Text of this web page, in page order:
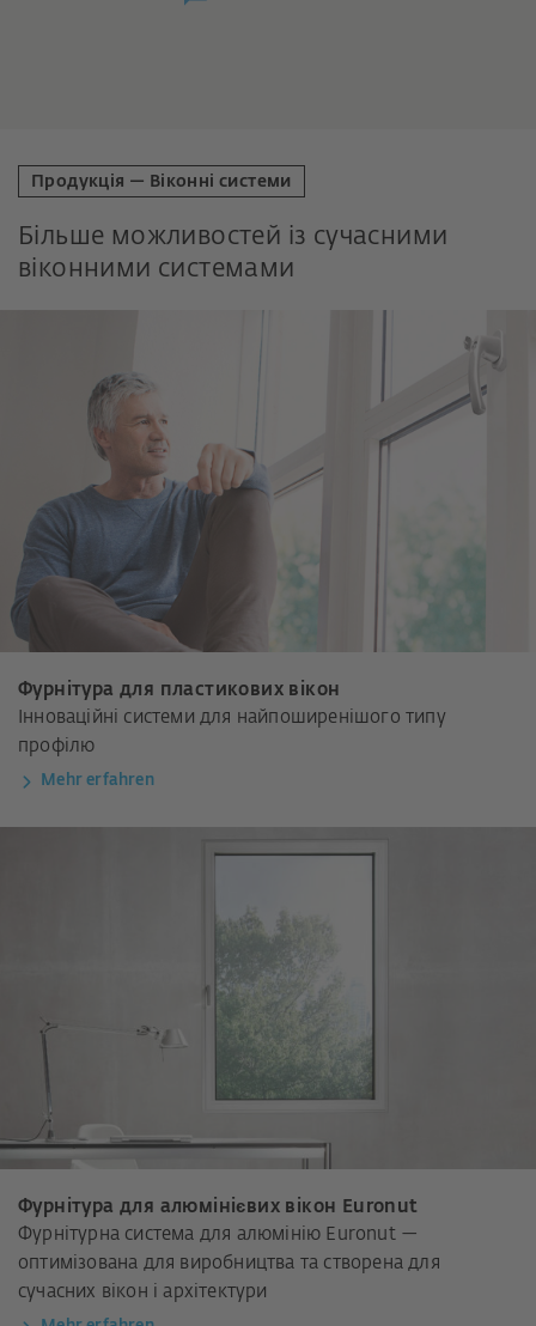
Продукція — Віконні системи
Більше можливостей із сучасними
віконними системами
Фурнітура для пластикових вікон
Інноваційні системи для найпоширенішого типу
профілю
Mehr erfahren
Фурнітура для алюмінієвих вікон Euronut
Фурнітурна система для алюмінію Euronut —
оптимізована для виробництва та створена для
сучасних вікон і архітектури